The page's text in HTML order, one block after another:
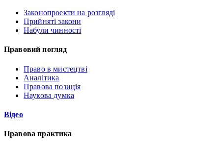
Законопроекти на розгляді
Прийняті закони
Набули чинності
Правовий погляд
Право в мистецтві
Аналітика
Правова позиція
Наукова думка
Відео
Правова практика